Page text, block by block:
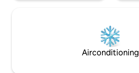
Airconditioning